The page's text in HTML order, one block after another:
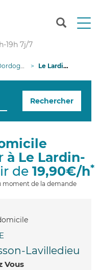
T
n
g
i
o
n
19h 7j/7
Le Lardin-Saint-Lazare
Rechercher
à Le Lardin-
de 19,90€/h*
moment de la demande
Lavilledieu
Vous